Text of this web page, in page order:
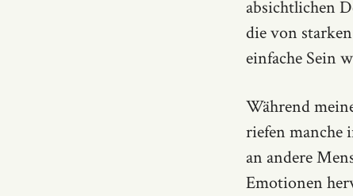
absichtlichen
die von
einfache Sein
Während
riefen manche
an andere
Emotionen